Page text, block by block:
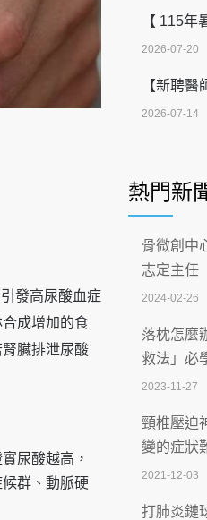
發高尿酸血症
成增加的食
臟排泄尿酸
尿酸越高，
群、動脈硬
【 115
2026-07-20
【新聘
2026-07-14
2026-07-08
沒菸酒也
轉腎功能
2026-07-08
體溫飆破
率達8成
2026-07-07
深耕萬華
醫療布局
2026-07-06
【115年
熱門新
骨微創中
志定主任
2024-02-26
落枕怎麼
救法」必
2023-11-27
頸椎壓迫
變的症狀
2021-12-03
打肺炎鏈